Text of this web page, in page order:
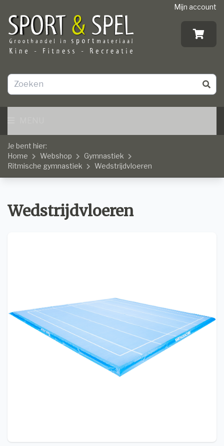
Mijn account
Je bent hier:
Home
Webshop
Gymnastiek
Ritmische gymnastiek
Wedstrijdvloeren
Wedstrijdvloeren